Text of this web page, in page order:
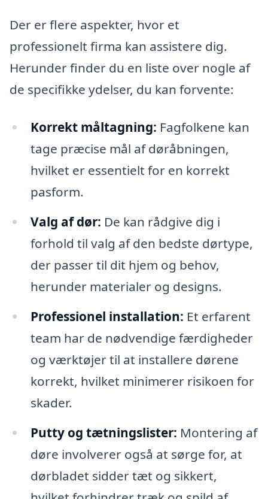
Der er flere aspekter, hvor et
professionelt firma kan assistere dig.
Herunder finder du en liste over nogle af
de specifikke ydelser, du kan forvente:
Korrekt måltagning: Fagfolkene kan
tage præcise mål af døråbningen,
hvilket er essentielt for en korrekt
pasform.
Valg af dør: De kan rådgive dig i
forhold til valg af den bedste dørtype,
der passer til dit hjem og behov,
herunder materialer og designs.
Professionel installation: Et erfarent
team har de nødvendige færdigheder
og værktøjer til at installere dørene
korrekt, hvilket minimerer risikoen for
skader.
Putty og tætningslister: Montering af
døre involverer også at sørge for, at
dørbladet sidder tæt og sikkert,